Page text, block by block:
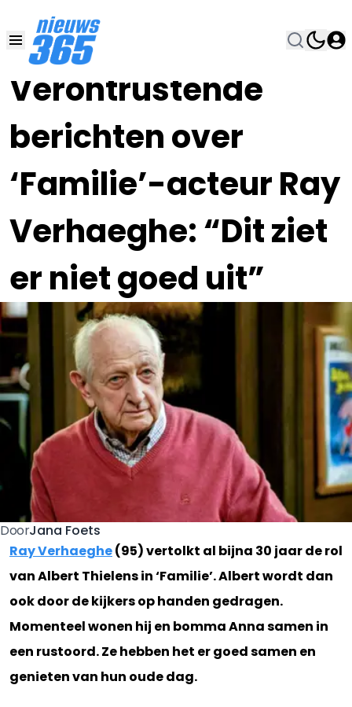
Verontrustende
berichten over
‘Familie’-acteur Ray
Verhaeghe: “Dit ziet
er niet goed uit”
01 JUN 2021, 20:00
DoorJana Foets
Ray Verhaeghe(95) vertolkt al bijna 30 jaar de rol
van Albert Thielens in ‘Familie’. Albert wordt dan
ook door de kijkers op handen gedragen.
Momenteel wonen hij en bomma Anna samen in
een rustoord. Ze hebben het er goed samen en
genieten van hun oude dag.